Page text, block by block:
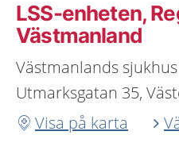
LSS-enheten,
Västmanland
Västmanlands
Utmarksgatan 35,
Visa på karta